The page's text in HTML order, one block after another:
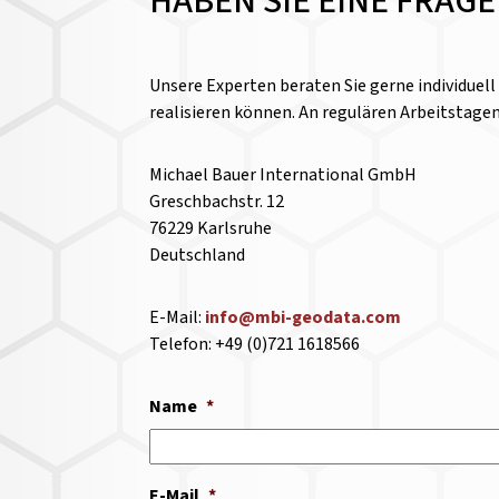
Unsere Experten beraten Sie gerne
realisieren können. An regulären
Michael Bauer International GmbH
Greschbachstr. 12
76229 Karlsruhe
Deutschland
E-Mail: info@mbi-geodata.com
Telefon: +49 (0)721 1618566
Name *